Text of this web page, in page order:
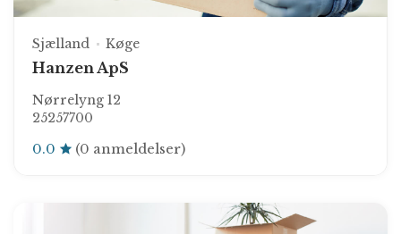
Sjælland Køge
Hanzen ApS
Nørrelyng 12
25257700
0.0 (0 anmeldelser)